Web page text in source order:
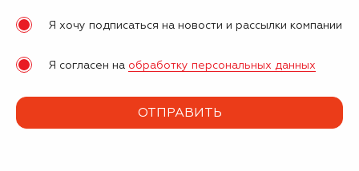
Я хочу подписаться на новости и рассылки компании
Я согласен на обработку персональных данных